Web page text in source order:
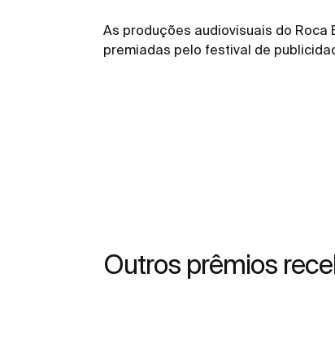
As produções audiovisuais do Roca
premiadas pelo festival de
Outros prêmios